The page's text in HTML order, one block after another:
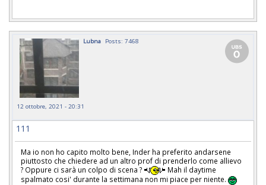
Lubna Posts: 7468
12 ottobre, 2021 - 20:31
111
Ma io non ho capito molto bene, Inder ha preferito andarsene
piuttosto che chiedere ad un altro prof di prenderlo come allievo
? Oppure ci sarà un colpo di scena ?
Mah il daytime
spalmato cosi' durante la settimana non mi piace per niente.